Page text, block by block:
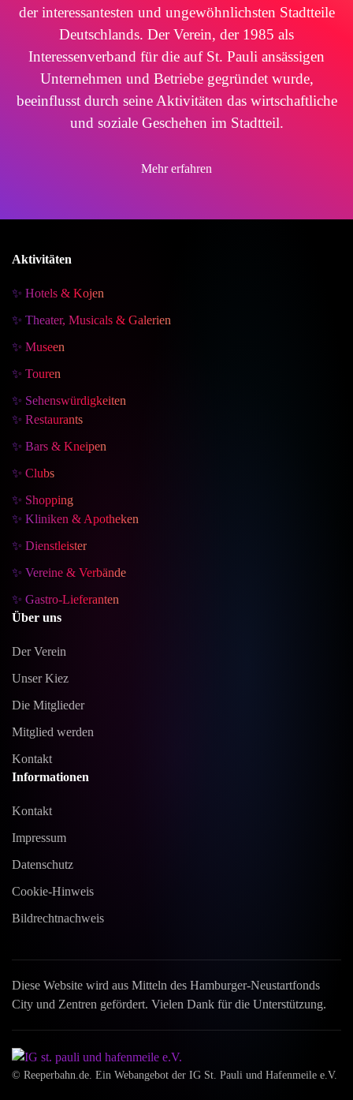
der interessantesten und ungewöhnlichsten Stadtteile
Deutschlands. Der Verein, der 1985 als
Interessenverband für die auf St. Pauli ansässigen
Unternehmen und Betriebe gegründet wurde,
beeinflusst durch seine Aktivitäten das wirtschaftliche
und soziale Geschehen im Stadtteil.
Mehr erfahren
Aktivitäten
✨ Hotels & Kojen
✨ Theater, Musicals & Galerien
✨ Museen
✨ Touren
✨ Sehenswürdigkeiten
✨ Restaurants
✨ Bars & Kneipen
✨ Clubs
✨ Shopping
✨ Kliniken & Apotheken
✨ Dienstleister
✨ Vereine & Verbände
✨ Gastro-Lieferanten
Über uns
Der Verein
Unser Kiez
Die Mitglieder
Mitglied werden
Kontakt
Informationen
Kontakt
Impressum
Datenschutz
Cookie-Hinweis
Bildrechtnachweis
Diese Website wird aus Mitteln des Hamburger-Neustartfonds
City und Zentren gefördert. Vielen Dank für die Unterstützung.
© Reeperbahn.de. Ein Webangebot der IG St. Pauli und Hafenmeile e.V.